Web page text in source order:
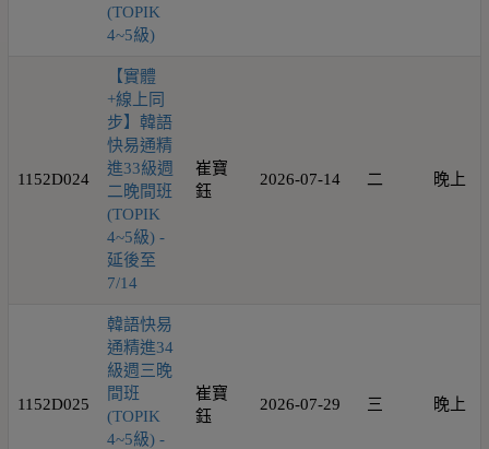
(TOPIK
4~5級)
1152D024
【實體
+線上同
步】韓語
快易通精
進33級週
二晚間班
(TOPIK
4~5級) -
延後至
7/14
崔寶
鈺
2026-07-14 二 晚上
1152D025
韓語快易
通精進34
級週三晚
間班
(TOPIK
4~5級) -
崔寶
鈺
2026-07-29 三 晚上